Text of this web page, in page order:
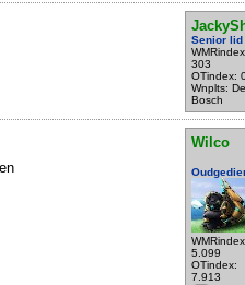
Senior lid
303
OTindex:
Wnplts:
Bosch
Wilco
5.099
OTindex:
7.913